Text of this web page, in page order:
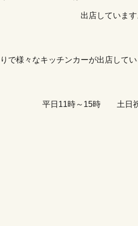
出店しています
で様々なキッチンカーが出店して
平日11時～15時 土日